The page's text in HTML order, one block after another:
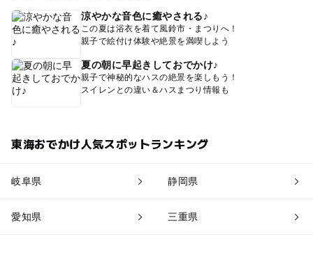
涼やかな音色に癒やされる♪
この夏は浴衣を着て風鈴市・まつりへ！
親子で絵付け体験や絶景を満喫しよう
夏の朝に早起きしておでかけ♪
親子で神秘的なハスの絶景を楽しもう！
スイレンとの違い＆ハスまつり情報も
東海おでかけ人気スポットランキング
岐阜県 静岡県
愛知県 三重県